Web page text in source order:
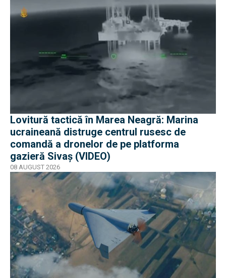
Lovitură tactică în Marea Neagră: Marina
ucraineană distruge centrul rusesc de
comandă a dronelor de pe platforma
gazieră Sivaș (VIDEO)
08 AUGUST 2026